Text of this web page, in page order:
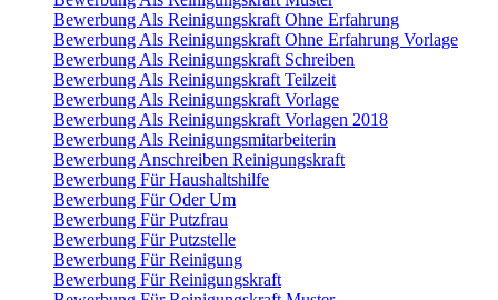
Bewerbung Als Reinigungskraft Ohne Erfahrung
Bewerbung Als Reinigungskraft Ohne Erfahrung Vorlage
Bewerbung Als Reinigungskraft Schreiben
Bewerbung Als Reinigungskraft Teilzeit
Bewerbung Als Reinigungskraft Vorlage
Bewerbung Als Reinigungskraft Vorlagen 2018
Bewerbung Als Reinigungsmitarbeiterin
Bewerbung Anschreiben Reinigungskraft
Bewerbung Für Haushaltshilfe
Bewerbung Für Oder Um
Bewerbung Für Putzfrau
Bewerbung Für Putzstelle
Bewerbung Für Reinigung
Bewerbung Für Reinigungskraft